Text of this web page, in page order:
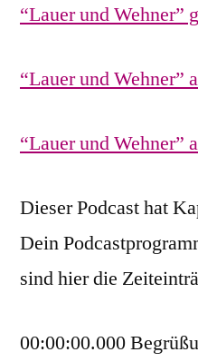
“Lauer und Wehner”
“Lauer und Wehner”
“Lauer und Wehner”
Dieser Podcast hat
Dein
sind hier die
00:00:00.000